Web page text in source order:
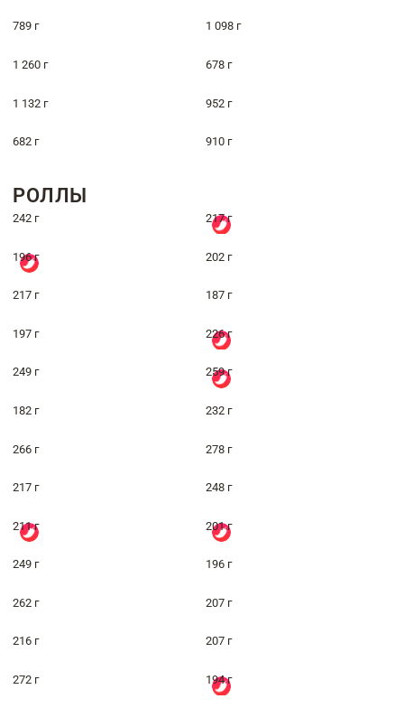
789 г 1 098 г
1 260 г 678 г
1 132 г 952 г
682 г 910 г
РОЛЛЫ
242 г 217 г
196 г 202 г
217 г 187 г
197 г 226 г
249 г 259 г
182 г 232 г
266 г 278 г
217 г 248 г
211 г 201 г
249 г 196 г
262 г 207 г
216 г 207 г
272 г 194 г